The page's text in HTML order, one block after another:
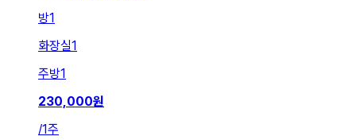
방1
화장실1
주방1
230,000원
/1주